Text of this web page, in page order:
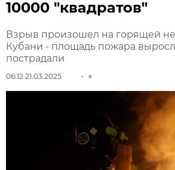
10000 "квадратов"
Взрыв произошел на горящей
Кубани - площадь пожара
пострадали
06:12 21.03.2025